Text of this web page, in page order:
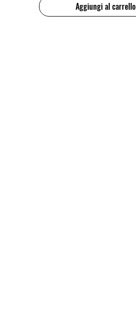
Aggiungi al carrello